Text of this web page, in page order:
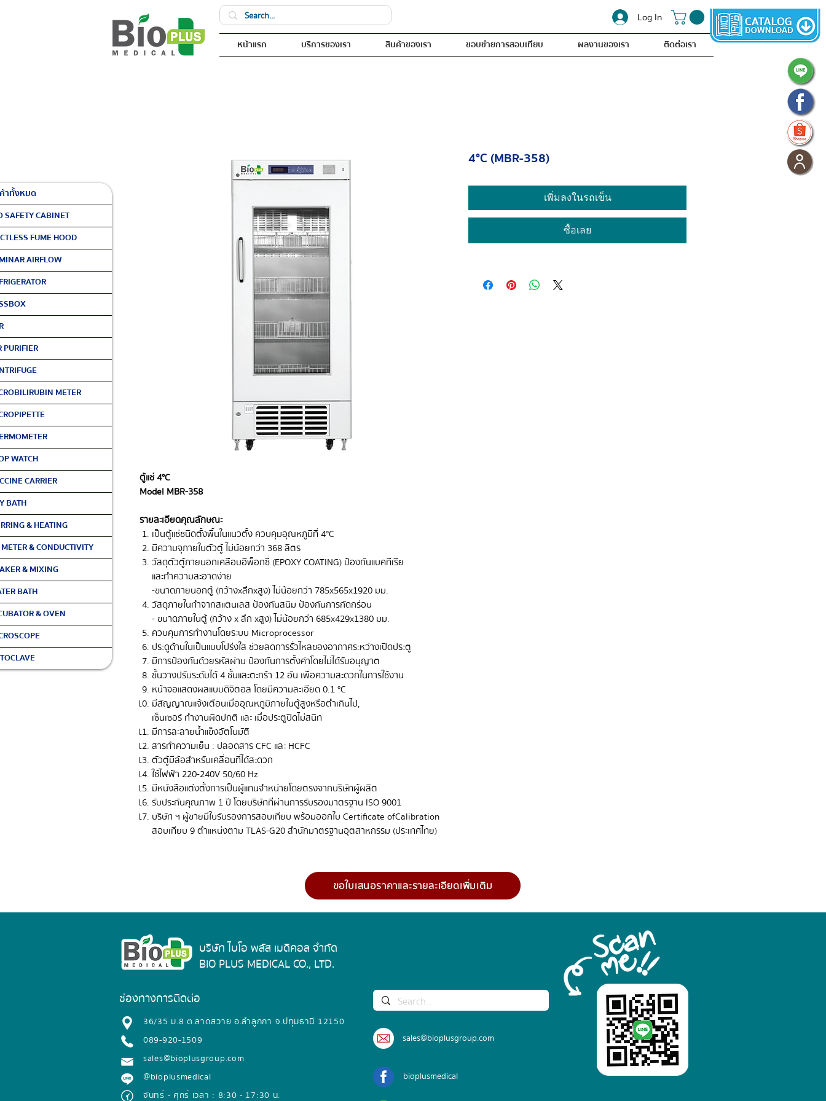
Log In
หน้าแรก บริการของเรา สินค้าของเรา ขอบข่ายการสอบเทียบ ผลงานของเรา ติดต่อเรา
าทั้งหมด
SAFETY CABINET
FUME HOOD
AIRFLOW
PURIFIER
METER
WATCH
CARRIER
BATH
& HEATING
& CONDUCTIVITY
& MIXING
BATH
& OVEN
ตู้แช่ 4°C
Model MBR-358
รายละเอียดคุณลักษณะ
เป็นตู้แช่ชนิดตั้งพื้นในแนวตั้ง ควบคุมอุณหภูมิที่ 4°C
มีความจุภายในตัวตู้ ไม่น้อยกว่า 368 ลิตร
วัสดุตัวตู้ภายนอกเคลือบอีพ็อกซี่ (EPOXY COATING) ป้องกันแบคทีเรีย
และทำความสะอาดง่าย
- ขนาดภายนอกตู้ (กว้างxลึกxสูง) ไม่น้อยกว่า 785x565x1920 มม.
วัสดุภายในทำจากสแตนเลส ป้องกันสนิม ป้องกันการกัดกร่อน
- ขนาดภายในตู้ (กว้าง x ลึก xสูง) ไม่น้อยกว่า 685x429x1380 มม.
ควบคุมการทำงานโดยระบบ Microprocessor
ประดูด้านในเป็นแบบโปร่งใส ช่วยลดการรั่วไหลของอากาศระหว่างเปิดประตู
มีการป้องกันด้วยรหัสผ่าน ป้องกันการตั้งค่าโดยไม่ได้รับอนุญาต
ชั้นวางปรับระดับได้ 4 ชั้นและตะกร้า 12 อัน เพื่อความสะดวกในการใช้งาน
หน้าจอแสดงผลแบบดิจิตอล โดยมีความละเอียด 0.1 °C
มีสัญญาณแจ้งเตือนเมื่ออุณหภูมิภายในตู้สูงหรือต่ำเกินไป,
เซ็นเซอร์ ทำงานผิดปกติ และ เมื่อประตูปิดไม่สนิท
มีการละลายน้ำแข็งอัตโนมัติ
สารทำความเย็น : ปลอดสาร CFC และ HCFC
ตัวตู้มีล้อสำหรับเคลื่อนที่ได้สะดวก
ใช้ไฟฟ้า 220-240V 50/60 Hz
มีหนังสือแต่งตั้งการเป็นผู้แทนจำหน่ายโดยตรงจากบริษัทผู้ผลิต
รับประกันคุณภาพ 1 ปี โดยบริษัทที่ผ่านการรับรองมาตรฐาน ISO 9001
บริษัท ฯ ผู้ขายมีใบรับรองการสอบเทียบ พร้อมออกใบ Certificate of Calibration
สอบเทียบ 9 ตำแหน่งตาม TLAS-G20 สำนักมาตรฐานอุตสาหกรรม (ประเทศไทย)
4°C (MBR-358)
เพิ่มลงในรถเข็น
ซื้อเลย
ขอใบเสนอราคาและรายละเอียดเพิ่มเติม
บริษัท ไบโอ พลัส เมดิคอล จำกัด
BIO PLUS MEDICAL CO., LTD.
ช่องทางการติดต่อ
​36/35 ม.8 ต.ลาดสวาย อ.ลำลูกกา จ.ปทุมธานี 12150
089-920-1509
sales@bioplusgroup.com​
@bioplusmedical
จันทร์ - ศุกร์ เวลา : 8:30 - 17:30 น.
sales@bioplusgroup.com
bioplusmedical